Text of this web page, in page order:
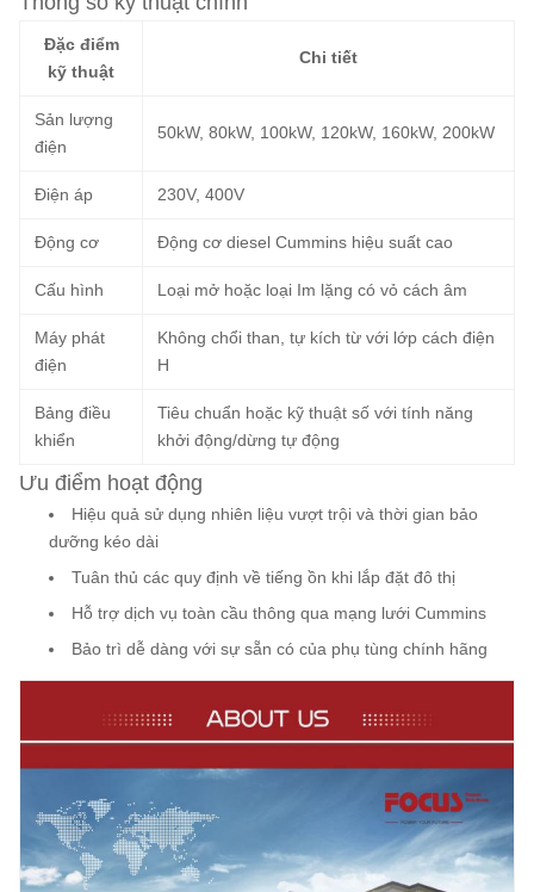
Đặc điểm
kỹ thuật
Chi tiết
Sản lượng
điện
50kW, 80kW, 100kW, 120kW, 160kW, 200kW
Điện áp 230V, 400V
Động cơ Động cơ diesel Cummins hiệu suất cao
Cấu hình Loại mở hoặc loại Im lặng có vỏ cách âm
Máy phát
điện
Không chổi than, tự kích từ với lớp cách điện
H
Bảng điều
khiển
Tiêu chuẩn hoặc kỹ thuật số với tính năng
khởi động/dừng tự động
Ưu điểm hoạt động
Hiệu quả sử dụng nhiên liệu vượt trội và thời gian bảo
dưỡng kéo dài
Tuân thủ các quy định về tiếng ồn khi lắp đặt đô thị
Hỗ trợ dịch vụ toàn cầu thông qua mạng lưới Cummins
Bảo trì dễ dàng với sự sẵn có của phụ tùng chính hãng